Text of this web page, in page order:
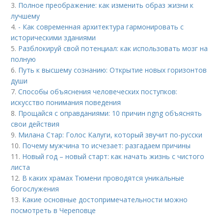
3. Полное преображение: как изменить образ жизни к
лучшему
4. - Как современная архитектура гармонировать с
историческими зданиями
5. Разблокируй свой потенциал: как использовать мозг на
полную
6. Путь к высшему сознанию: Открытие новых горизонтов
души
7.Способы объяснения человеческих поступков:
искусство понимания поведения
8. Прощайся с оправданиями: 10 причин ngng объяснять
свои действия
9. Милана Стар: Голос Калуги, который звучит по-русски
10. Почему мужчина то исчезает: разгадаем причины
11. Новый год – новый старт: как начать жизнь с чистого
листа
12. В каких храмах Тюмени проводятся уникальные
богослужения
13. Какие основные достопримечательности можно
посмотреть в Череповце